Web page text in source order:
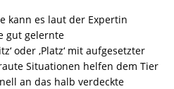
kann es laut der Expertin
gut gelernte
oder ‚Platz‘ mit aufgesetzter
Situationen helfen dem Tier
an das halb verdeckte